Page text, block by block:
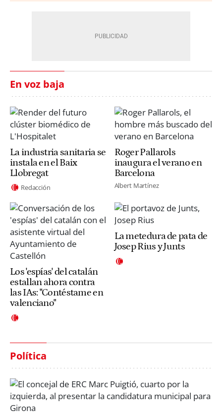
En voz baja
La industria sanitaria se
instala en el Baix
Llobregat
Redacción
Roger Pallarols
inaugura el verano en
Barcelona
Albert Martínez
Los 'espías' del catalán
estallan ahora contra
las IAs: "Contéstame en
valenciano"
La metedura de pata de
Josep Rius y Junts
Política